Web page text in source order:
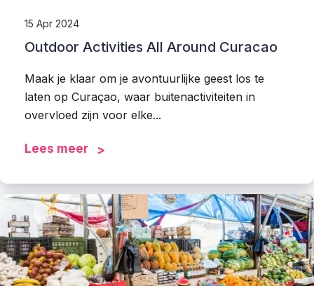
15 Apr 2024
Outdoor Activities All Around Curacao
Maak je klaar om je avontuurlijke geest los te
laten op Curaçao, waar buitenactiviteiten in
overvloed zijn voor elke...
Lees meer